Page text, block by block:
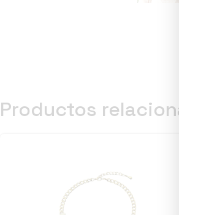
Productos relacionados